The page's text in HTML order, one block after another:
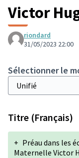
Victor
riondard
31/05/2023 22:00
Sélectionner le
Titre (Français)
+ Préau dans les
Maternelle Victor